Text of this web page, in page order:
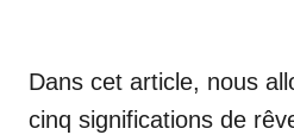
Dans cet article, nous
cinq significations de